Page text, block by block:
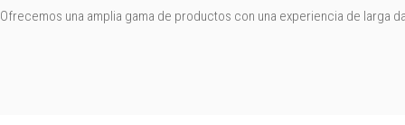
Ofrecemos una amplia gama de productos con una experiencia de larga